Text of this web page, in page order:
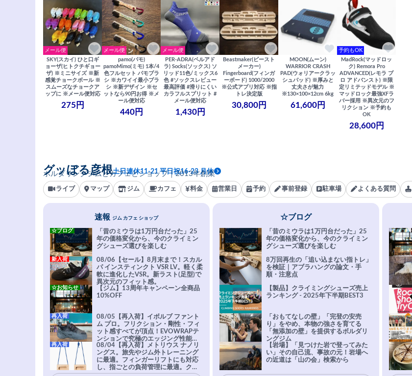
メール便
SKY(スカイ) ひと口ギ
ョーザ(ヒトクチギョー
ザ) ※ミニサイズ ※新
感覚チョークボール ※
スムーズなチョークア
ップに ※メール便対応
275円
メール便
pamo(パモ)
pamoMimo(ミモ) 1本/4
色フルセット パモブラ
シ ※カワイイ最小ブラ
シ ※新デザイン ※セ
ットなら90円お得 ※メ
ール便対応
440円
メール便
PER-ADRA(ペルアド
ラ) Socks(ソックス) ソ
リッド11色/ミックス6
色 #ソックスレビュー
最高評価 #滑りにくい
カラフルスプリット #
メール便対応
1,430円
Beastmaker(ビースト
メーカー)
Fingerboard(フィンガ
ーボード) 1000/2000
※公式アプリ対応 ※指
トレ決定版
30,800円
MOON(ムーン)
WARRIOR CRASH
PAD(ウォリアークラッ
シュパッド) ※厚みと
丈夫さが魅力
※130×100×12cm 6kg
61,600円
予約もOK
MadRock(マッドロッ
ク) Remora Pro
ADVANCED(レモラ プ
ロ アドバンスト) ※限
定リミテッドモデル ※
マッドロック最強XFラ
バー採用 ※異次元のフ
リクション ※予約も
OK
28,600円
ボルダリングジムとカフェとショップ｜2013年創業
グッぼる彦根土日連休11-21 平日祝16-23 月休
ライブ マップ ジム カフェ 料金 営業日 予約 事前登録 駐車場 よくある質問
速報 ジム カフェ ショップ
「昔のミウラは1万円台だった」25
年の価格変化から、今のクライミン
グシューズ選びを楽しむ
☆ブログ
08/06【セール】8月末まで！スカル
パ インスティンクト VSR LV。軽く柔
軟に進化したVSR。新ラスト(足型)で
異次元のフィット感。
新入荷
【ジム】13周年キャンペーン全商品
10%OFF
☆お知らせ
08/05【再入荷】イボルブ ファント
ム プロ。フリクション・剛性・フィ
ット感すべてが頂点！EVOWRAPテ
ンションで究極のエッジング性能を
実現。進化系ラバーEvo-74はTRAX
を凌駕する粘着力で極小ホールドに
安心感。
再入荷
08/04【再入荷】メトリウス ナノリ
ングス。旅先やジム外トレーニング
に最適。フィンガーリフトにも対応
し、指ごとの負荷管理に最適。クラ
イマーの指を本気で鍛えるギア。
再入荷
☆ブログ
「昔のミウラは1万円台だった」25
年の価格変化から、今のクライミン
グシューズ選びを楽しむ
8万回再生の「追い込まない指トレ」
を検証｜アブラハングの論文・手
順・注意点
【製品】クライミングシューズ売上
ランキング - 2025年下半期BEST3
「おもてなしの壁」「完登の安売
り」をやめ、本物の強さを育てる
「無添加の壁」を提供するボルダリ
ングジム
【岩場】「見つけた岩で登ってみた
い」その自己流、事故の元！岩場へ
の近道は「山の会」検索から